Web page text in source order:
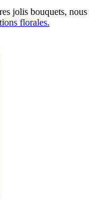
jolis bouquets, nous
florales.